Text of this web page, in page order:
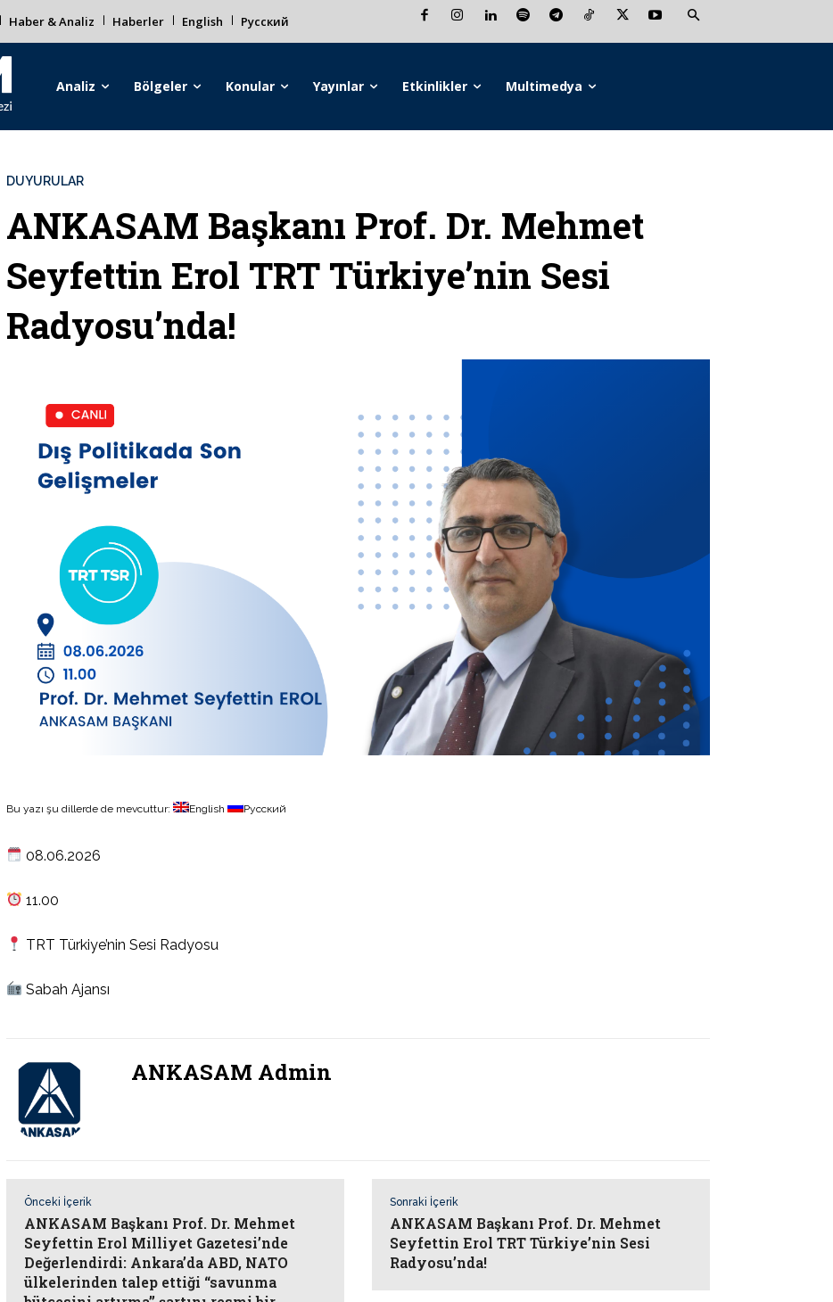
Haber & Analiz Haberler English Русский
Analiz Bölgeler Konular Yayınlar Etkinlikler Multimedya
DUYURULAR
ANKASAM Başkanı Prof. Dr. Mehmet
Seyfettin Erol TRT Türkiye’nin Sesi
Radyosu’nda!
Bu yazı şu dillerde de mevcuttur: English Русский
08.06.2026
11.00
TRT Türkiye’nin Sesi Radyosu
Sabah Ajansı
ANKASAM Admin
Önceki İçerik
ANKASAM Başkanı Prof. Dr. Mehmet
Seyfettin Erol Milliyet Gazetesi’nde
Değerlendirdi: Ankara’da ABD, NATO
ülkelerinden talep ettiği “savunma
Sonraki İçerik
ANKASAM Başkanı Prof. Dr. Mehmet
Seyfettin Erol TRT Türkiye’nin Sesi
Radyosu’nda!